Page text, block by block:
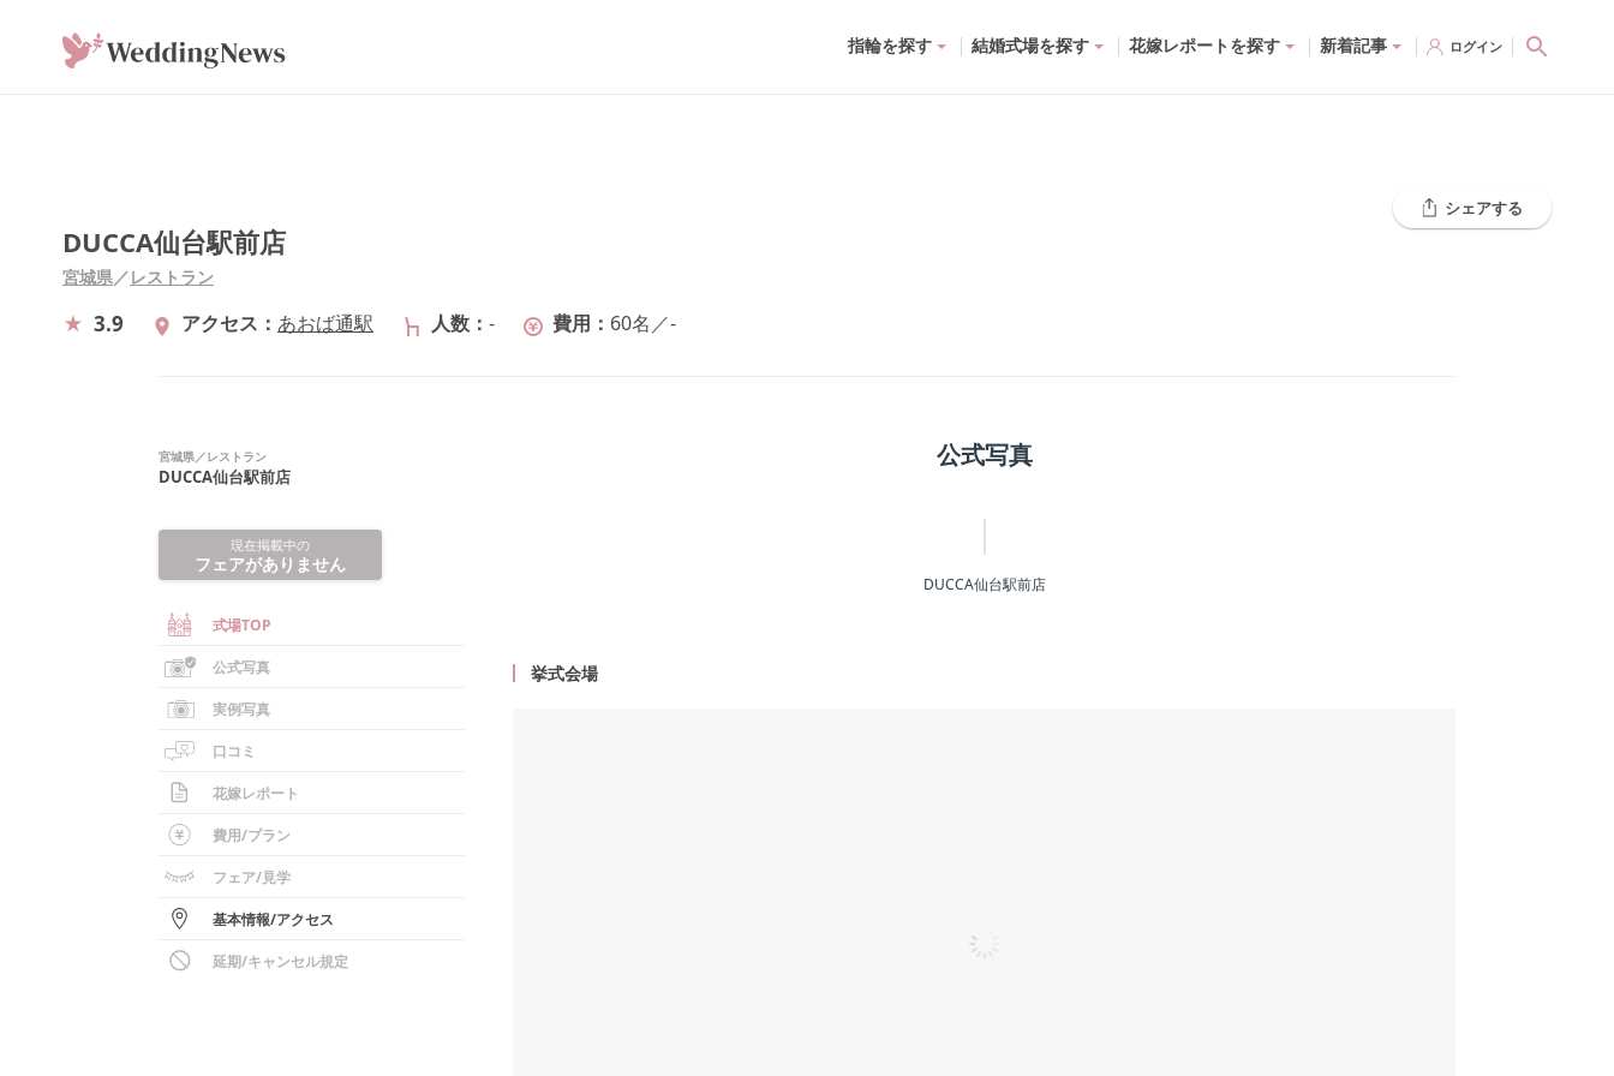
指輪を探す 結婚式場を探す 花嫁レポートを探す 新着記事 ログイン
DUCCA仙台駅前店
宮城県／レストラン
3.9 アクセス あおば通駅 人数 - 費用 60名 ／-
シェアする
宮城県／レストラン
DUCCA仙台駅前店
現在掲載中の
フェアがありません
式場TOP
公式写真
実例写真
口コミ
花嫁レポート
費用/プラン
フェア/見学
基本情報/アクセス
延期/キャンセル規定
公式写真
DUCCA仙台駅前店
挙式会場